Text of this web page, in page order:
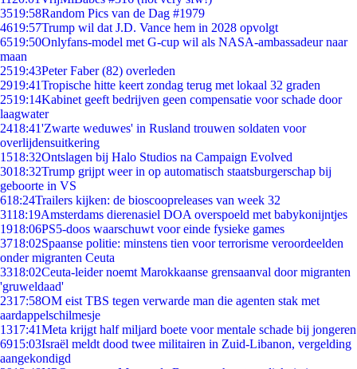
3519:58Random Pics van de Dag #1979
4619:57Trump wil dat J.D. Vance hem in 2028 opvolgt
6519:50Onlyfans-model met G-cup wil als NASA-ambassadeur naar
maan
2519:43Peter Faber (82) overleden
2919:41Tropische hitte keert zondag terug met lokaal 32 graden
2519:14Kabinet geeft bedrijven geen compensatie voor schade door
laagwater
2418:41'Zwarte weduwes' in Rusland trouwen soldaten voor
overlijdensuitkering
1518:32Ontslagen bij Halo Studios na Campaign Evolved
3018:32Trump grijpt weer in op automatisch staatsburgerschap bij
geboorte in VS
618:24Trailers kijken: de bioscoopreleases van week 32
3118:19Amsterdams dierenasiel DOA overspoeld met babykonijntjes
1918:06PS5-doos waarschuwt voor einde fysieke games
3718:02Spaanse politie: minstens tien voor terrorisme veroordeelden
onder migranten Ceuta
3318:02Ceuta-leider noemt Marokkaanse grensaanval door migranten
'gruweldaad'
2317:58OM eist TBS tegen verwarde man die agenten stak met
aardappelschilmesje
1317:41Meta krijgt half miljard boete voor mentale schade bij jongeren
6915:03Israël meldt dood twee militairen in Zuid-Libanon, vergelding
aangekondigd